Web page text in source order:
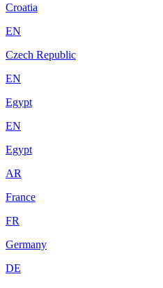
Croatia
EN
Czech Republic
EN
Egypt
EN
Egypt
AR
France
FR
Germany
DE